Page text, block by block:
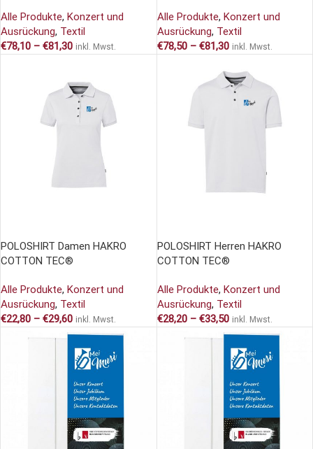
Alle Produkte, Konzert und
Ausrückung, Textil
€78,10 – €81,30 inkl. Mwst.
Alle Produkte, Konzert und
Ausrückung, Textil
€78,50 – €81,30 inkl. Mwst.
POLOSHIRT Damen HAKRO
COTTON TEC®
Alle Produkte, Konzert und
Ausrückung, Textil
€22,80 – €29,60 inkl. Mwst.
POLOSHIRT Herren HAKRO
COTTON TEC®
Alle Produkte, Konzert und
Ausrückung, Textil
€28,20 – €33,50 inkl. Mwst.